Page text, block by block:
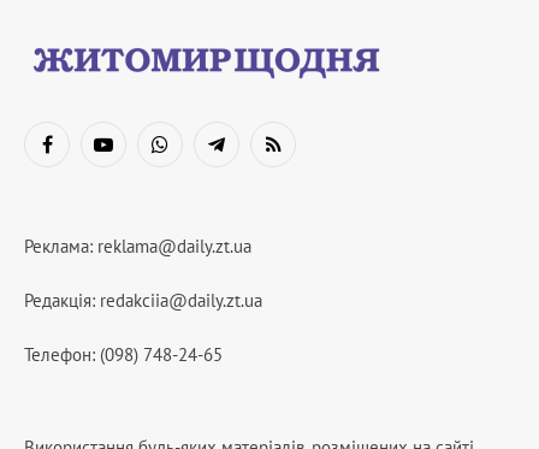
FacebookYouTubeWhatsAppTelegramRSS
Реклама: reklama@daily.zt.ua
Редакція: redakciia@daily.zt.ua
Телефон: (098) 748-24-65